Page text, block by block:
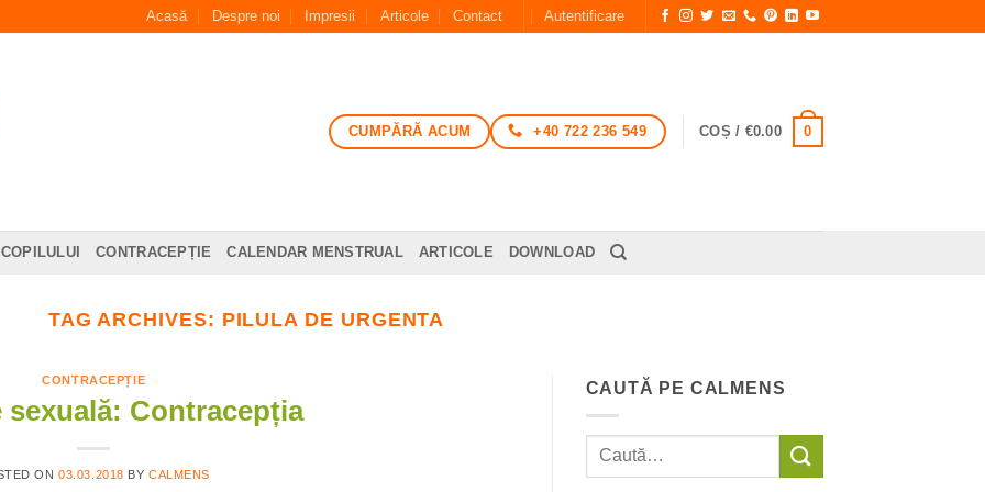
Acasă Despre noi Impresii Articole Contact Autentificare
CUMPĂRĂ ACUM +40 722 236 549 COȘ / €0.00 0
CONTRACEPȚIE CALENDAR MENSTRUAL ARTICOLE DOWNLOAD
TAG ARCHIVES: PILULA DE URGENTA
CONTRACEPȚIE
sexuală: Contracepția
ON03.03.2018 BYCALMENS
CAUTĂ PE CALMENS